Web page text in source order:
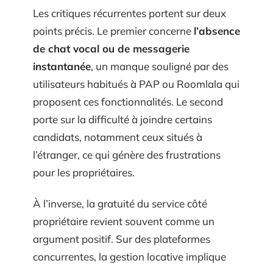
Les critiques récurrentes portent sur deux
points précis. Le premier concerne l’absence
de chat vocal ou de messagerie
instantanée, un manque souligné par des
utilisateurs habitués à PAP ou Roomlala qui
proposent ces fonctionnalités. Le second
porte sur la difficulté à joindre certains
candidats, notamment ceux situés à
l’étranger, ce qui génère des frustrations
pour les propriétaires.
À l’inverse, la gratuité du service côté
propriétaire revient souvent comme un
argument positif. Sur des plateformes
concurrentes, la gestion locative implique